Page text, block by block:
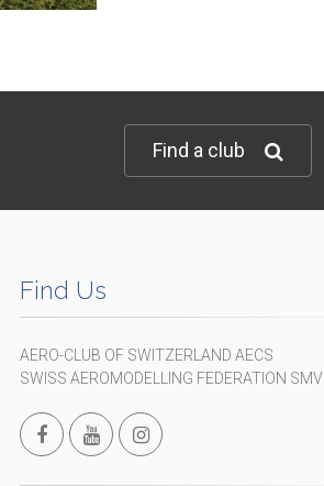
Find a club
Find Us
AERO-CLUB OF SWITZERLAND AECS
SWISS AEROMODELLING FEDERATION SMV